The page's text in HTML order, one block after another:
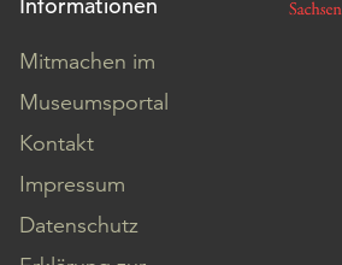
Informationen
Mitmachen im
Museumsportal
Kontakt
Impressum
Datenschutz